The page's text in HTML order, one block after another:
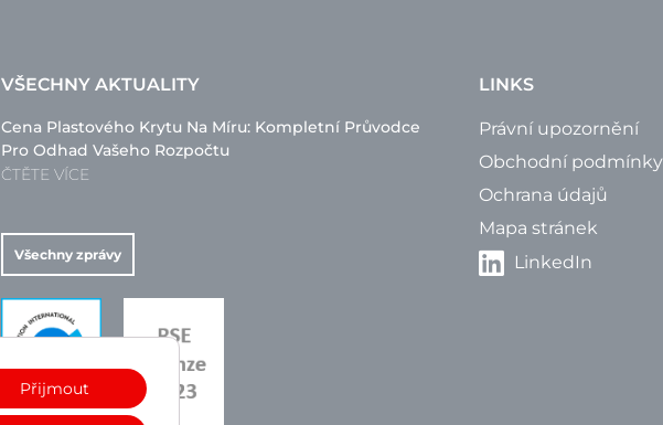
VŠECHNY AKTUALITY
Cena Plastového Krytu Na Míru: Kompletní Průvodce
Pro Odhad Vašeho Rozpočtu
ČTĚTE VÍCE
Všechny zprávy
LINKS
Právní upozornění
Obchodní podmínky
Ochrana údajů
Mapa stránek
LinkedIn
Přijmout